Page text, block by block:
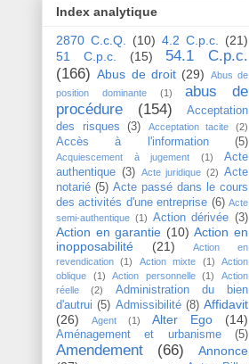
Index analytique
2870 C.c.Q. (10) 4.2 C.p.c. (21)
51 C.p.c.
(15)
54.1 C.p.c.
(166) Abus de droit (29)
Abus de
position dominante
(1)
abus de
procédure
(154)
Acceptation
des risques
(3) Acceptation tacite (2)
Accès à l'information (5)
Acquiescement à jugement (1)
Acte
authentique (3) Acte juridique (2) Acte
notarié (5) Acte passé dans le cours
des activités d'une entreprise (6) Acte
semi-authentique (1) Action dérivée (3)
Action en garantie (10) Action en
inopposabilité
(21)
Action en
revendication
(1) Action mixte (1)
Action
oblique
(1) Action personnelle (1)
Action
réelle
(2)
Administration du bien
d'autrui (5) Admissibilité (8) Affidavit
(26)
Agent (1) Alter Ego (14)
Aménagement et urbanisme (5)
Amendement (66)
Annonce